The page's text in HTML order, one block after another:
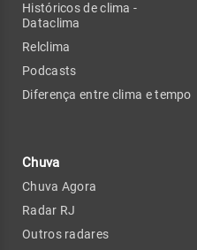
Históricos de clima -
Dataclima
Relclima
Podcasts
Diferença entre clima e tempo
Chuva
Chuva Agora
Radar RJ
Outros radares